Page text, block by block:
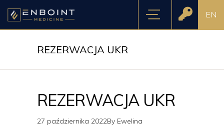
EN
REZERWACJA UKR
REZERWACJA UKR
27 października 2022By Ewelina